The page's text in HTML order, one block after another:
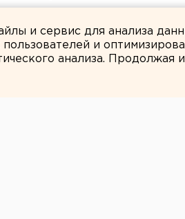
и сервис для анализа
и
анализа. Продолжая